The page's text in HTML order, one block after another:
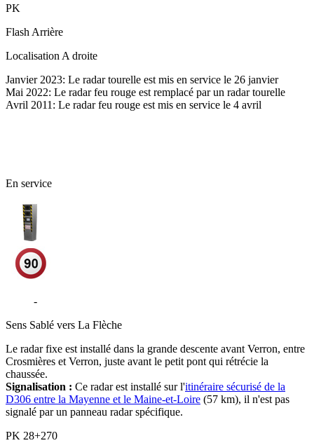
PK
Flash Arrière
Localisation A droite
Janvier 2023: Le radar tourelle est mis en service le 26 janvier
Mai 2022: Le radar feu rouge est remplacé par un radar tourelle
Avril 2011: Le radar feu rouge est mis en service le 4 avril
En service
-
Sens Sablé vers La Flèche
Le radar fixe est installé dans la grande descente avant Verron, entre
Crosmières et Verron, juste avant le petit pont qui rétrécie la
chaussée.
Signalisation : Ce radar est installé sur l'itinéraire sécurisé de la
D306 entre la Mayenne et le Maine-et-Loire (57 km), il n'est pas
signalé par un panneau radar spécifique.
PK 28+270